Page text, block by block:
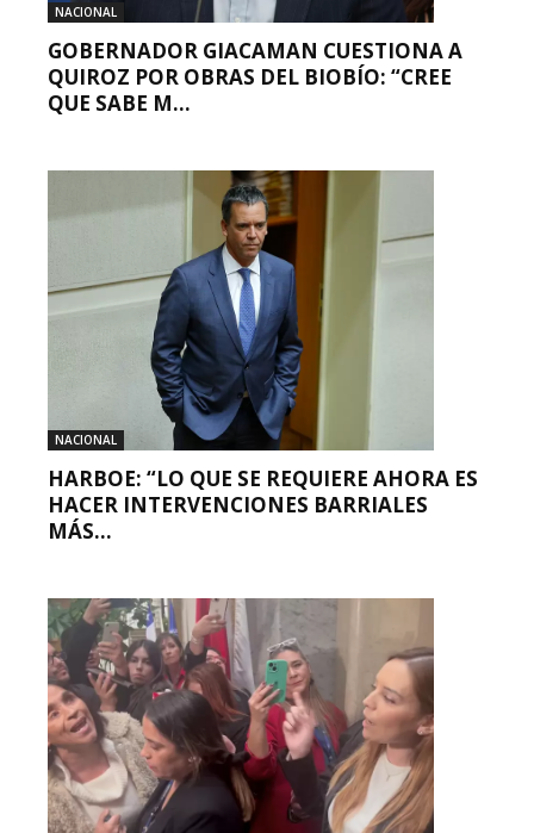
NACIONAL
GOBERNADOR GIACAMAN CUESTIONA A
QUIROZ POR OBRAS DEL BIOBÍO: “CREE
QUE SABE M...
NACIONAL
HARBOE: “LO QUE SE REQUIERE AHORA ES
HACER INTERVENCIONES BARRIALES
MÁS...